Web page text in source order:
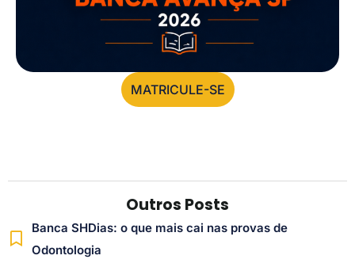
MATRICULE-SE
Outros Posts
Banca SHDias: o que mais cai nas provas de
Odontologia